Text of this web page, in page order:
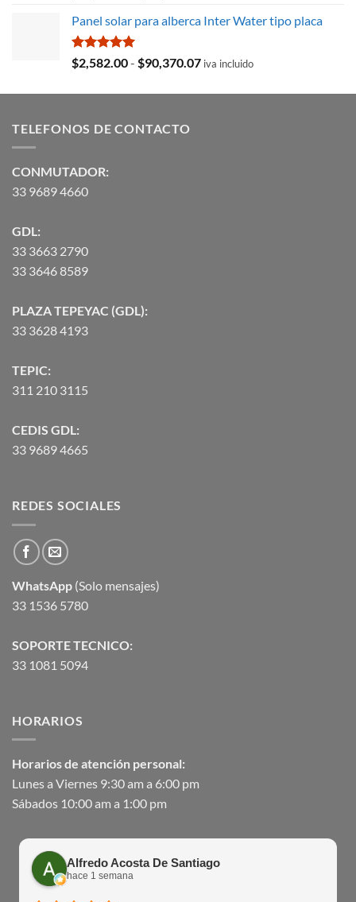
original
$35,369.97.
actual
$29,103.19.
Panel solar para alberca Inter Water tipo placa
Valorado
con
$2,582.00- $90,370.07Rango
precios:
iva incluido
TELEFONOS DE CONTACTO
CONMUTADOR:
33 9689 4660
GDL:
33 3663 2790
33 3646 8589
PLAZA TEPEYAC (GDL):
33 3628 4193
TEPIC:
311 210 3115
CEDIS GDL:
33 9689 4665
REDES SOCIALES
WhatsApp (Solo mensajes)
33 1536 5780
SOPORTE TECNICO:
33 1081 5094
HORARIOS
Horarios de atención personal:
Lunes a Viernes 9:30 am a 6:00 pm
Sábados 10:00 am a 1:00 pm
Alfredo Acosta De Santiago
hace 1 semana